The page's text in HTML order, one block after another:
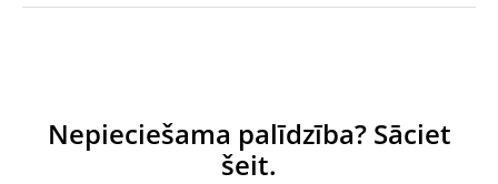
Nepieciešama palīdzība? Sāciet
šeit.